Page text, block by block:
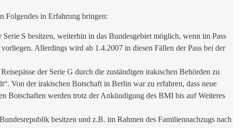
Folgendes in Erfahrung bringen:
S besitzen, weiterhin in das Bundesgebiet möglich, wenn im Pass
Allerdings wird ab 1.4.2007 in diesen Fällen der Pass bei der
der Serie G durch die zuständigen irakischen Behörden zu
Von der irakischen Botschaft in Berlin war zu erfahren, dass neue
Botschaften werden trotz der Ankündigung des BMI bis auf Weiteres
besitzen und z.B. im Rahmen des Familiennachzugs nach